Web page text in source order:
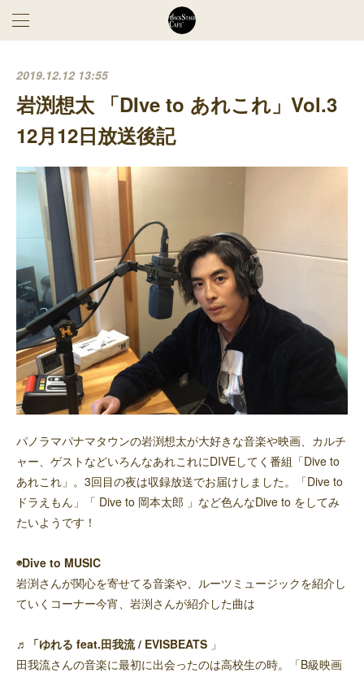
2019.12.12 13:55
岩渕想太 「DIve to あれこれ」Vol.3
12月12日放送後記
パノラマパナマタウンの岩渕想太が大好きな音楽や映画、カルチ
ャー、ゲストなどいろんなあれこれにDIVEしてく番組「Dive to
あれこれ」。3回目の夜は収録放送でお届けしました。「Dive to
ドラえもん」「 Dive to 岡本太郎 」など色んなDive to をしてみ
たいようです！
◉Dive to MUSIC
岩渕さんが関心を寄せてる音楽や、ルーツミュージックを紹介し
ていくコーナー今宵、岩渕さんが紹介した曲は
♬「ゆれる feat.田我流 / EVISBEATS 」
田我流さんの音楽に最初に出会ったのは高校生の時。「B級映画